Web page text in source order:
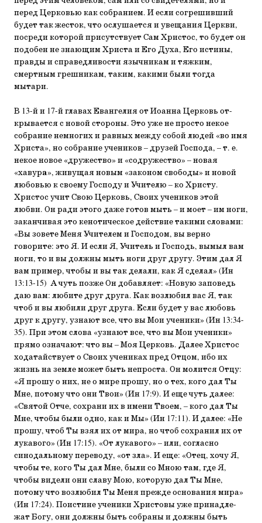
перед Церковью как собранием. И если согрешив­ший
будет так жесток, что ослушается и увещания Церкви,
посреди которой присутствует Сам Христос, то будет он
по­добен не знающим Христа и Его Духа, Его истины,
правды и справедливости язычникам и тяжким,
смертным грешни­кам, таким, какими были тогда
мытари.
В 13-й и 17-й главах Евангелия от Иоанна Церковь от­
крывается с новой стороны. Это уже не просто некое
собра­ние немногих и равных между собой людей «во имя
Хрис­та», но собрание учеников – друзей Господа, – т. е.
некое но­вое «дружество» и «содружество» – новая
«хавура», живущая новым «законом свободы» и новой
любовью к своему Госпо­ду и Учителю – ко Христу.
Христос учит Свою Церковь, Сво­их учеников этой
любви. Он ради этого даже готов мыть – и моет – им ноги,
заканчивая это кенотическое действие та­кими словами:
«Вы зовете Меня Учителем и Господом, вы верно
говорите: это Я. И если Я, Учитель и Господь, вымыл вам
ноги, то и вы должны мыть ноги друг другу. Этим дал Я
вам пример, чтобы и вы так делали, как Я сделал» (Ин
13:13-15) А чуть позже Он добавляет: «Новую заповедь
даю вам: любите друг друга. Как возлюбил вас Я, так
чтоб и вы люби­ли друг друга. Если будет у вас любовь
друг к другу, узнают все, что вы Мои ученики» (Ин 13:34-
35). При этом слова «уз­нают все, что вы Мои ученики»
прямо означают: что вы – Моя Церковь. Далее Христос
ходатайствует о Своих учени­ках пред Отцом, ибо их
жизнь на земле может быть непро­ста. Он молится Отцу:
«Я прошу о них, не о мире прошу, но о тех, кого дал Ты
Мне, потому что они Твои» (Ин 17:9). И еще чуть далее:
«Святой Отче, сохрани их в имени Тво­ем, – кого дал Ты
Мне, чтобы были одно, как и Мы» (Ин 17:11). И далее: «Не
прошу, чтоб Ты взял их от мира, но чтоб сохранил их от
лукавого» (Ин 17:15). «От лукавого» – или, согласно
синодальному переводу, «от зла». И еще: «Отец, хочу Я,
чтобы те, кого Ты дал Мне, были со Мною там, где Я,
чтобы видели они славу Мою, которую дал Ты Мне,
потому что возлюбил Ты Меня прежде основания ми­ра»
(Ин 17:24). Поистине ученики Христовы уже принадле­
жат Богу, они должны быть собраны и должны быть